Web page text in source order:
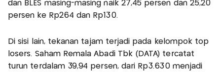
dan BLES masing-masing naik 27,45 persen dan 25,20
persen ke Rp264 dan Rp130.
Di sisi lain, tekanan tajam terjadi pada kelompok top
losers. Saham Remala Abadi Tbk (DATA) tercatat
turun terdalam 39,94 persen, dari Rp3.630 menjadi